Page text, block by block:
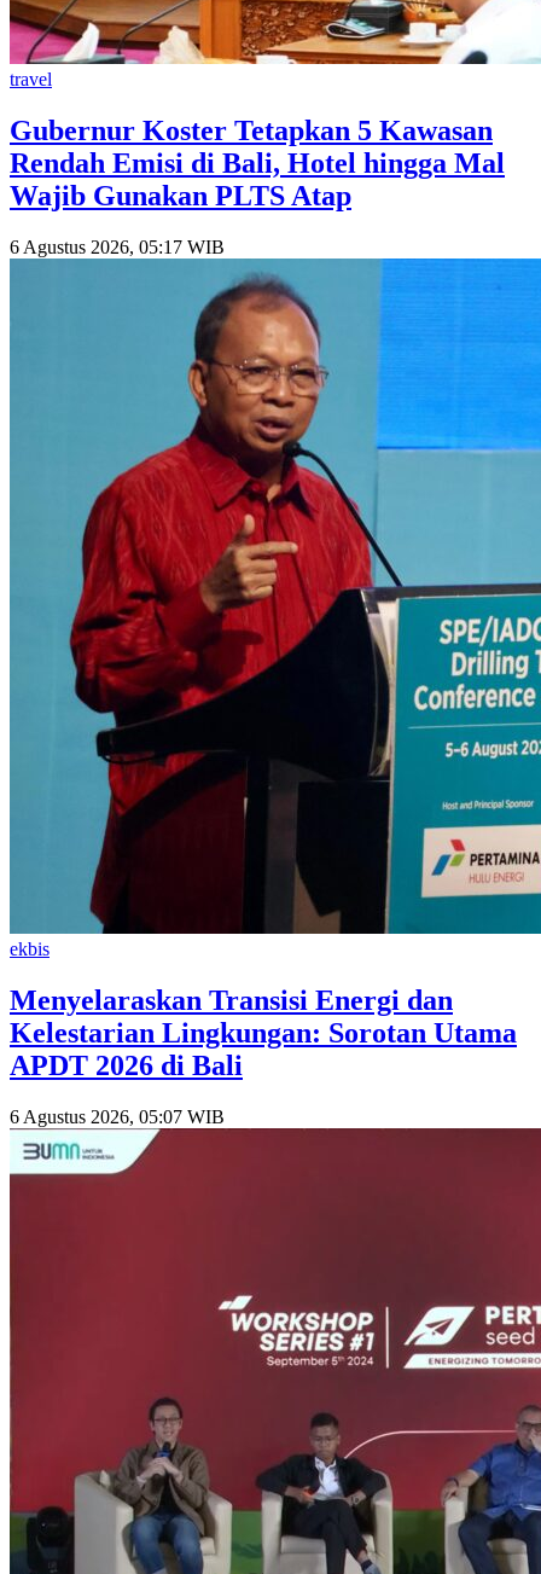
travel
Gubernur Koster Tetapkan 5 Kawasan
Rendah Emisi di Bali, Hotel hingga Mal
Wajib Gunakan PLTS Atap
6 Agustus 2026, 05:17 WIB
ekbis
Menyelaraskan Transisi Energi dan
Kelestarian Lingkungan: Sorotan Utama
APDT 2026 di Bali
6 Agustus 2026, 05:07 WIB